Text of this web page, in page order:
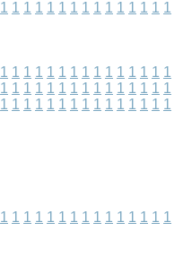
1 1 1 1 1 1 1 1 1 1 1 1 1 1 1
1 1 1 1 1 1 1 1 1 1 1 1 1 1 1
1 1 1 1 1 1 1 1 1 1 1 1 1 1 1
1 1 1 1 1 1 1 1 1 1 1 1 1 1 1
1 1 1 1 1 1 1 1 1 1 1 1 1 1 1